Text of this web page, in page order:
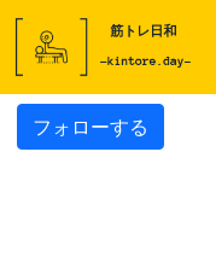
フォローする